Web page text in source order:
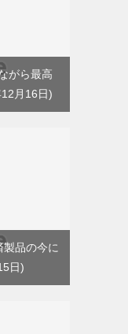
がら最高
月16日
品の今に
日